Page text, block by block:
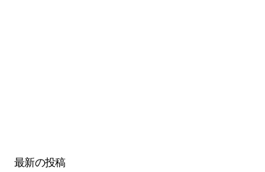
最新の投稿